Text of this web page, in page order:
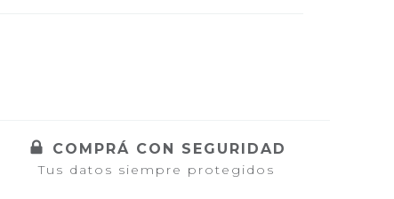
COMPRÁ CON SEGURIDAD
Tus datos siempre protegidos